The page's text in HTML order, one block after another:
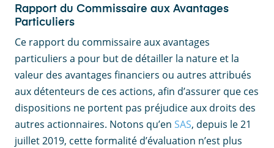
Rapport du Commissaire aux Avantages
Particuliers
Ce rapport du commissaire aux avantages
particuliers a pour but de détailler la nature et la
valeur des avantages financiers ou autres attribués
aux détenteurs de ces actions, afin d’assurer que ces
dispositions ne portent pas préjudice aux droits des
autres actionnaires. Notons qu’en SAS, depuis le 21
juillet 2019, cette formalité d’évaluation n’est plus